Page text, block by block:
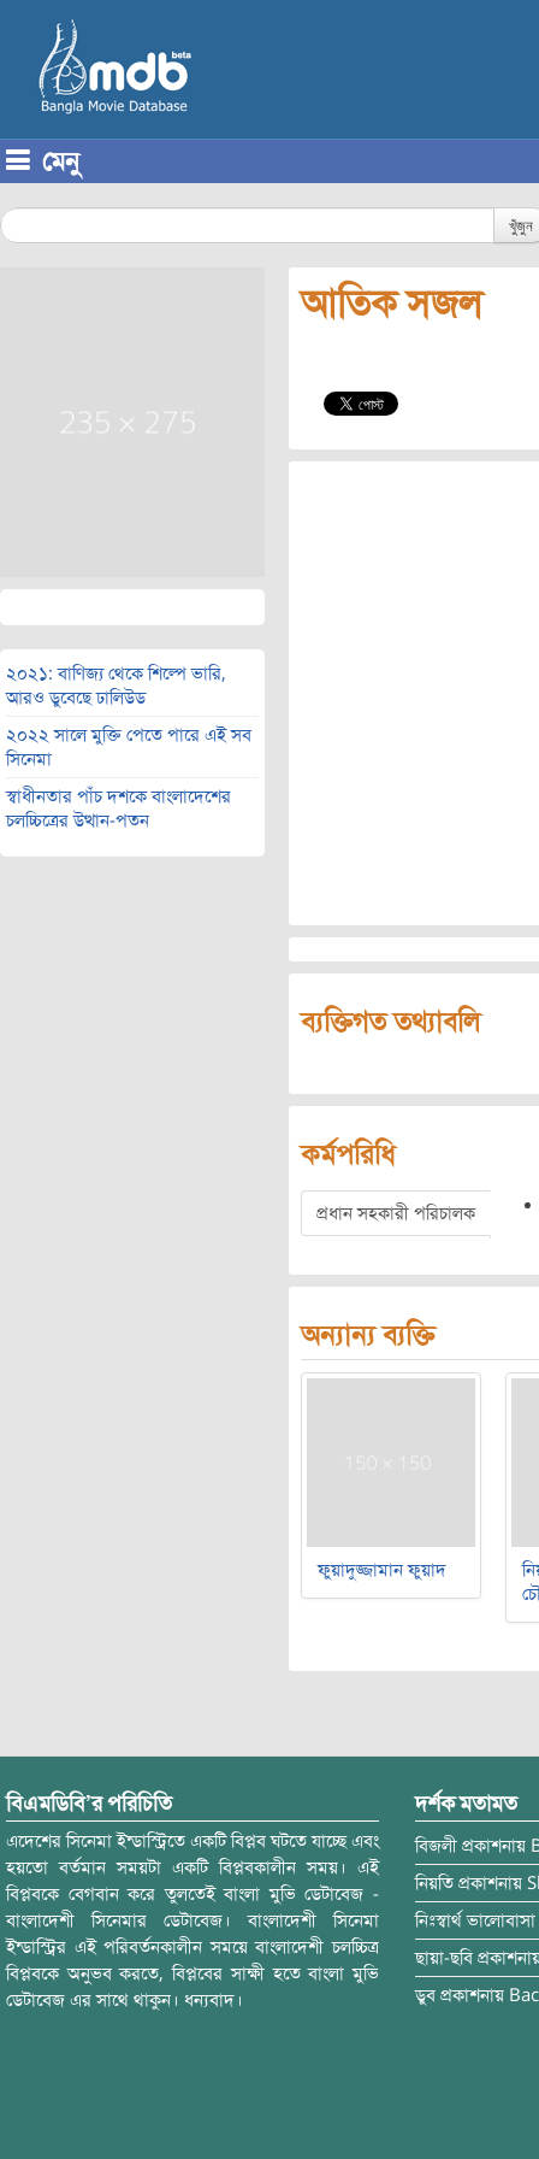
মেনু
খুঁজুন
২০২১: বাণিজ্য থেকে শিল্পে ভারি,
আরও ডুবেছে ঢালিউড
২০২২ সালে মুক্তি পেতে পারে এই সব
সিনেমা
স্বাধীনতার পাঁচ দশকে বাংলাদেশের
চলচ্চিত্রের উত্থান-পতন
আতিক সজল
ব্যক্তিগত তথ্যাবলি
কর্মপরিধি
প্রধান সহকারী পরিচালক
অন্যান্য ব্যক্তি
ফুয়াদুজ্জামান ফুয়াদ
বিএমডিবি’র পরিচিতি
এদেশের সিনেমা ইন্ডাস্ট্রিতে একটি বিপ্লব ঘটতে যাচ্ছে এবং
হয়তো বর্তমান সময়টা একটি বিপ্লবকালীন সময়। এই
বিপ্লবকে বেগবান করে তুলতেই বাংলা মুভি ডেটাবেজ -
বাংলাদেশী সিনেমার ডেটাবেজ। বাংলাদেশী সিনেমা
ইন্ডাস্ট্রির এই পরিবর্তনকালীন সময়ে বাংলাদেশী চলচ্চিত্র
বিপ্লবকে অনুভব করতে, বিপ্লবের সাক্ষী হতে বাংলা মুভি
ডেটাবেজ এর সাথে থাকুন। ধন্যবাদ।
দর্শক মতামত
বিজলী প্রকাশনায়
নিয়তি প্রকাশনায়
নিঃস্বার্থ ভালোবাসা
ছায়া-ছবি
ডুব প্রকাশনায়